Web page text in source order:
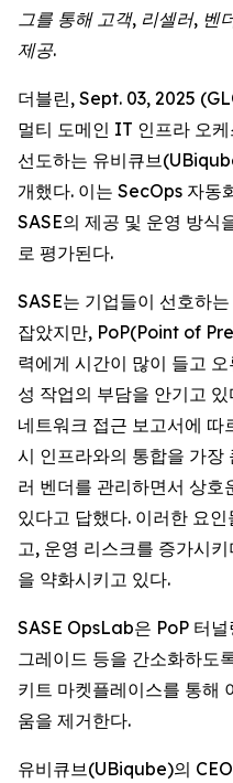
그를 통해 고객, 리셀러, 벤
제공.
더블린, Sept. 03, 2025
멀티 도메인 IT 인프라 오
선도하는 유비큐브
개했다. 이는 SecOps 자동
SASE의 제공 및 운영 방식
로 평가된다.
SASE는 기업들이 선호하
잡았지만, PoP(Point of
력에게 시간이 많이 들고
성 작업의 부담을 안기고
네트워크 접근 보고서에 따
시 인프라와의 통합을 가장
러 벤더를 관리하면서 상호
있다고 답했다. 이러한 요
고, 운영 리스크를 증가시
을 약화시키고 있다.
SASE OpsLab은 PoP 터널
그레이드 등을 간소화하도
키트 마켓플레이스를 통해
움을 제거한다.
유비큐브(UBiqube)의